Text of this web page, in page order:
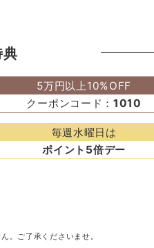
典
5万円以上10%OFF
クーポンコード：1010
毎週水曜日は
ポイント5倍デー
。ご了承くださいませ。